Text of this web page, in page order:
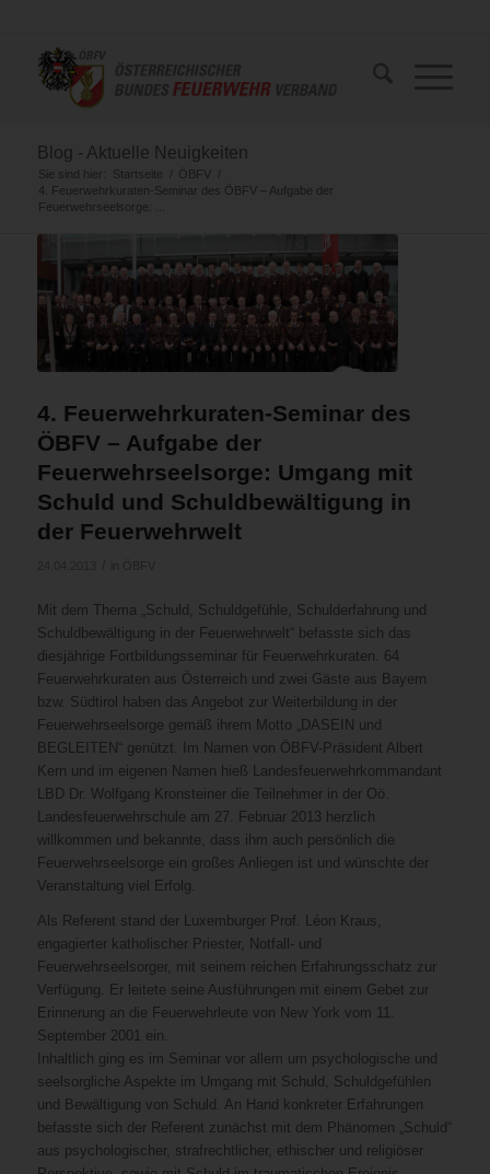
Blog - Aktuelle Neuigkeiten
Sie sind hier: Startseite / ÖBFV
/
4. Feuerwehrkuraten-Seminar des ÖBFV – Aufgabe der
Feuerwehrseelsorge: ...
4. Feuerwehrkuraten-Seminar des
ÖBFV – Aufgabe der
Feuerwehrseelsorge: Umgang mit
Schuld und Schuldbewältigung in
der Feuerwehrwelt
Mit dem Thema „Schuld, Schuldgefühle, Schulderfahrung und
Schuldbewältigung in der Feuerwehrwelt“ befasste sich das
diesjährige Fortbildungsseminar für Feuerwehrkuraten. 64
Feuerwehrkuraten aus Österreich und zwei Gäste aus Bayern
bzw. Südtirol haben das Angebot zur Weiterbildung in der
Feuerwehrseelsorge gemäß ihrem Motto „DASEIN und
BEGLEITEN“ genützt. Im Namen von ÖBFV-Präsident Albert
Kern und im eigenen Namen hieß Landesfeuerwehrkommandant
LBD Dr. Wolfgang Kronsteiner die Teilnehmer in der Oö.
Landesfeuerwehrschule am 27. Februar 2013 herzlich
willkommen und bekannte, dass ihm auch persönlich die
Feuerwehrseelsorge ein großes Anliegen ist und wünschte der
Veranstaltung viel Erfolg.
Als Referent stand der Luxemburger Prof. Léon Kraus,
engagierter katholischer Priester, Notfall- und
Feuerwehrseelsorger, mit seinem reichen Erfahrungsschatz zur
Verfügung. Er leitete seine Ausführungen mit einem Gebet zur
Erinnerung an die Feuerwehrleute von New York vom 11.
September 2001 ein.
Inhaltlich ging es im Seminar vor allem um psychologische und
seelsorgliche Aspekte im Umgang mit Schuld, Schuldgefühlen
und Bewältigung von Schuld. An Hand konkreter Erfahrungen
befasste sich der Referent zunächst mit dem Phänomen „Schuld“
aus psychologischer, strafrechtlicher, ethischer und religiöser